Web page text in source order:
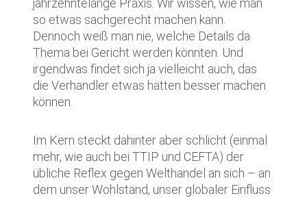
jahrzehntelange Praxis. Wir wissen, wie man
so etwas sachgerecht machen kann.
Dennoch weiß man nie, welche Details da
Thema bei Gericht werden könnten. Und
irgendwas findet sich ja vielleicht auch, das
die Verhandler etwas hätten besser machen
können.
Im Kern steckt dahinter aber schlicht (einmal
mehr, wie auch bei TTIP und CEFTA) der
übliche Reflex gegen Welthandel an sich – an
dem unser Wohlstand, unser globaler Einfluss